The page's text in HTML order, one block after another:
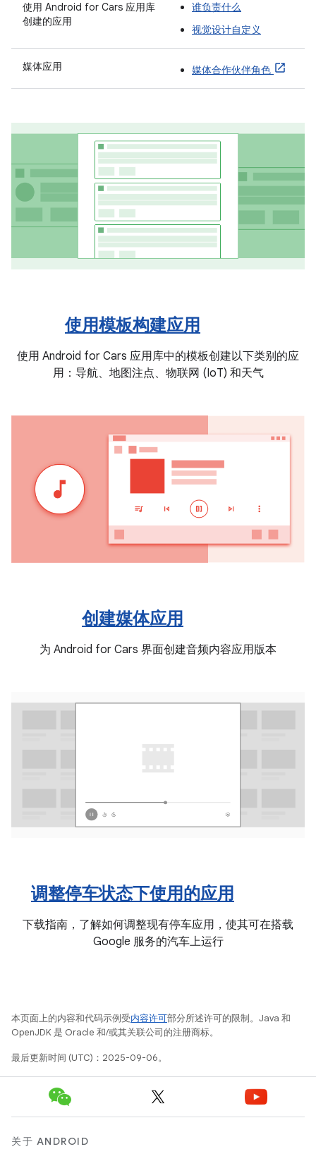
使用 Android for Cars 应用库
创建的应用
谁负责什么
视觉设计自定义
媒体应用 媒体合作伙伴角色
使用模板构建应用
使用 Android for Cars 应用库中的模板创建以下类别的应
用：导航、地图注点、物联网 (IoT) 和天气
创建媒体应用
为 Android for Cars 界面创建音频内容应用版本
调整停车状态下使用的应用
下载指南，了解如何调整现有停车应用，使其可在搭载
Google 服务的汽车上运行
本页面上的内容和代码示例受内容许可部分所述许可的限制。Java 和
OpenJDK 是 Oracle 和/或其关联公司的注册商标。
最后更新时间 (UTC)：2025-09-06。
关于 ANDROID